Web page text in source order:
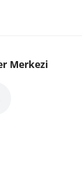
Merkezi